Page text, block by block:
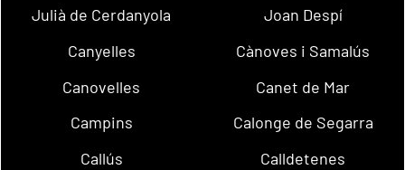
Julià de Cerdanyola
Joan Despí
Canyelles
Cànoves i Samalús
Canovelles
Canet de Mar
Campins
Calonge de Segarra
Callús
Calldetenes